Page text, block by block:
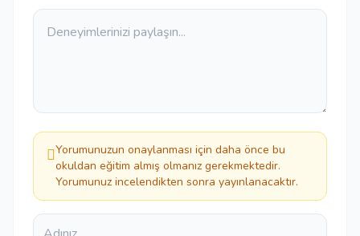
Yorumunuzun onaylanması için daha önce bu
okuldan eğitim almış olmanız gerekmektedir.
Yorumunuz incelendikten sonra yayınlanacaktır.